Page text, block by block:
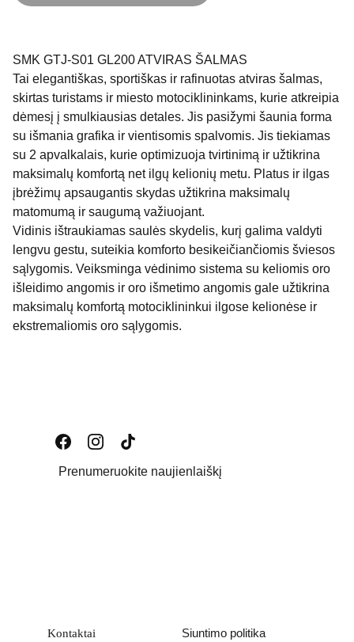
SMK GTJ-S01 GL200 ATVIRAS ŠALMAS
Tai elegantiškas, sportiškas ir rafinuotas atviras šalmas,
skirtas turistams ir miesto motociklininkams, kurie atkreipia
dėmesį į smulkiausias detales. Jis pasižymi šaunia forma
su išmania grafika ir vientisomis spalvomis. Jis tiekiamas
su 2 apvalkalais, kurie optimizuoja tvirtinimą ir užtikrina
maksimalų komfortą net ilgų kelionių metu. Platus ir ilgas
įbrėžimų apsaugantis skydas užtikrina maksimalų
matomumą ir saugumą važiuojant.
Vidinis ištraukiamas saulės skydelis, kurį galima valdyti
lengvu gestu, suteikia komforto besikeičiančiomis šviesos
sąlygomis. Veiksminga vėdinimo sistema su keliomis oro
išleidimo angomis ir oro išmetimo angomis gale užtikrina
maksimalų komfortą motociklininkui ilgose kelionėse ir
ekstremaliomis oro sąlygomis.
Prenumeruokite naujienlaiškį
Kontaktai Siuntimo politika